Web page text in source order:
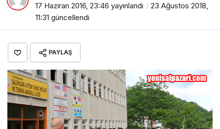
17 Haziran 2016, 23:46 yayınlandı
23 Ağustos 2018,
11:31 güncellendi
PAYLAŞ